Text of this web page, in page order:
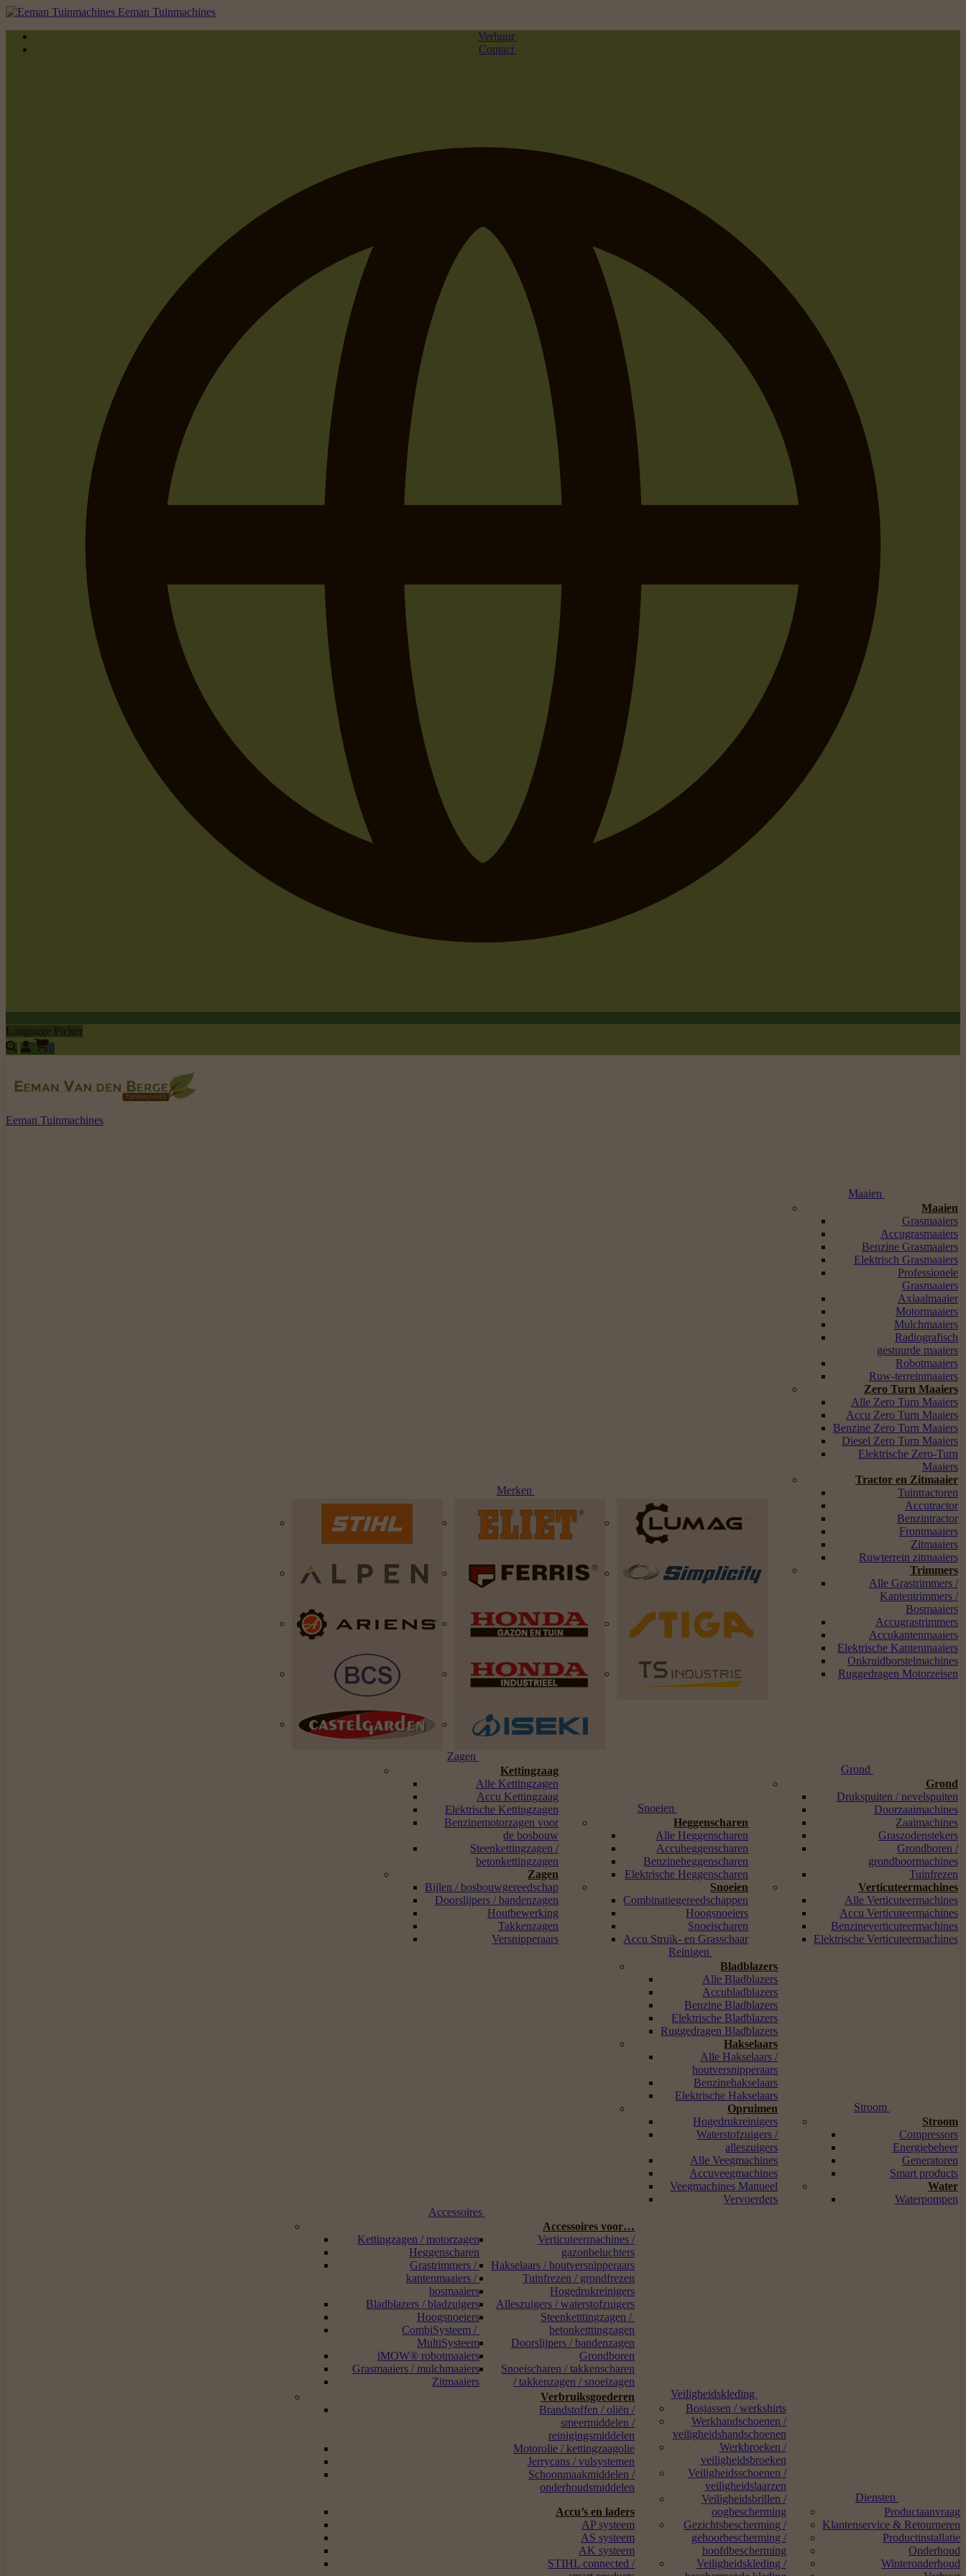
Eeman Tuinmachines
Verhuur
Contact
Language Picker
0
Eeman Tuinmachines
Merken
Maaien
Maaien
Grasmaaiers
Accugrasmaaiers
Benzine Grasmaaiers
Elektrisch Grasmaaiers
Professionele
Grasmaaiers
Axiaalmaaier
Motormaaiers
Mulchmaaiers
Radiografisch
gestuurde maaiers
Robotmaaiers
Ruw-terreinmaaiers
Zero Turn Maaiers
Alle Zero Turn Maaiers
Accu Zero Turn Maaiers
Benzine Zero Turn Maaiers
Diesel Zero Turn Maaiers
Elektrische Zero-Turn
Maaiers
Tractor en Zitmaaier
Tuintractoren
Accutractor
Benzintractor
Frontmaaiers
Zitmaaiers
Ruwterrein zitmaaiers
Trimmers
Alle Grastrimmers /
Kantentrimmers /
Bosmaaiers
Accugrastrimmers
Accukantenmaaiers
Elektrische Kantenmaaiers
Onkruidborstelmachines
Ruggedragen Motorzeisen
Zagen
Kettingzaag
Alle Kettingzagen
Accu Kettingzaag
Elektrische Kettingzagen
Benzinemotorzagen voor
de bosbouw
Steenkettingzagen /
betonkettingzagen
Zagen
Bijlen / bosbouwgereedschap
Doorslijpers / bandenzagen
Houtbewerking
Takkenzagen
Versnipperaars
Snoeien
Heggenscharen
Alle Heggenscharen
Accuheggenscharen
Benzineheggenscharen
Elektrische Heggenscharen
Snoeien
Combinatiegereedschappen
Hoogsnoeiers
Snoeischaren
Accu Struik- en Grasschaar
Grond
Grond
Drukspuiten / nevelspuiten
Doorzaaimachines
Zaaimachines
Graszodenstekers
Grondboren /
grondboormachines
Tuinfrezen
Verticuteermachines
Alle Verticuteermachines
Accu Verticuteermachines
Benzineverticuteermachines
Elektrische Verticuteermachines
Reinigen
Bladblazers
Alle Bladblazers
Accubladblazers
Benzine Bladblazers
Elektrische Bladblazers
Ruggedragen Bladblazers
Hakselaars
Alle Hakselaars /
houtversnipperaars
Benzinehakselaars
Elektrische Hakselaars
Opruimen
Hogedrukreinigers
Waterstofzuigers /
alleszuigers
Alle Veegmachines
Accuveegmachines
Veegmachines Manueel
Vervoerders
Stroom
Stroom
Compressors
Energiebeheer
Generatoren
Smart products
Water
Waterpompen
Accessoires
Accessoires voor…
Kettingzagen / motorzagen
Heggenscharen
Grastrimmers /
kantenmaaiers /
bosmaaiers
Bladblazers / bladzuigers
Hoogsnoeiers
CombiSysteem /
MultiSysteem
iMOW® robotmaaiers
Grasmaaiers / mulchmaaiers
Zitmaaiers
Verticuteermachines /
gazonbeluchters
Hakselaars / houtversnipperaars
Tuinfrezen / grondfrezen
Hogedrukreinigers
Alleszuigers / waterstofzuigers
Steenketttingzagen /
betonketttingzagen
Doorslijpers / bandenzagen
Grondboren
Snoeischaren / takkenscharen
/ takkenzagen / snoeizagen
Verbruiksgoederen
Brandstoffen / oliën /
smeermiddelen /
reinigingsmiddelen
Motorolie / kettingzaagolie
Jerrycans / vulsystemen
Schoonmaakmiddelen /
onderhoudsmiddelen
Accu’s en laders
AP systeem
AS systeem
AK systeem
STIHL connected /
Veiligheidskleding
Bosjassen / werkshirts
Werkhandschoenen /
veiligheidshandschoenen
Werkbroeken /
veiligheidsbroeken
Veiligheidsschoenen /
veiligheidslaarzen
Veiligheidsbrillen /
oogbescherming
Gezichtsbescherming /
gehoorbescherming /
hoofdbescherming
Veiligheidskleding /
Diensten
Productaanvraag
Klantenservice & Retourneren
Productinstallatie
Onderhoud
Winteronderhoud